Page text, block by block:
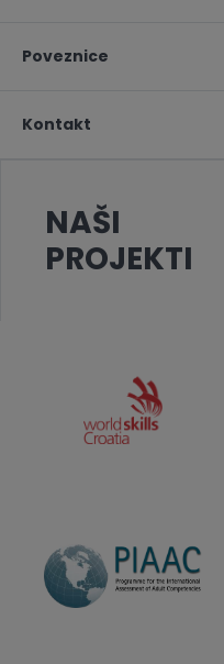
Poveznice
Kontakt
NAŠI
PROJEKTI